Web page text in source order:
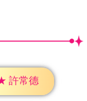
許常德